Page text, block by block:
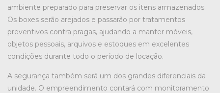
ambiente preparado para preservar os itens armazenados.
Os boxes serão arejados e passarão por tratamentos
preventivos contra pragas, ajudando a manter móveis,
objetos pessoais, arquivos e estoques em excelentes
condições durante todo o período de locação.
A segurança também será um dos grandes diferenciais da
unidade. O empreendimento contará com monitoramento